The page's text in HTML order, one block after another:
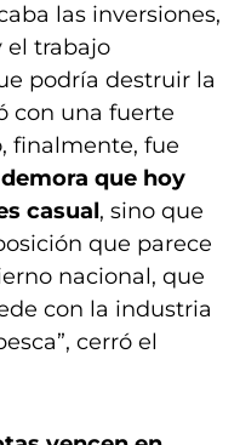
las inversiones,
el trabajo
podría destruir la
con una fuerte
finalmente, fue
que hoy
casual, sino que
que parece
nacional, que
con la industria
cerró el